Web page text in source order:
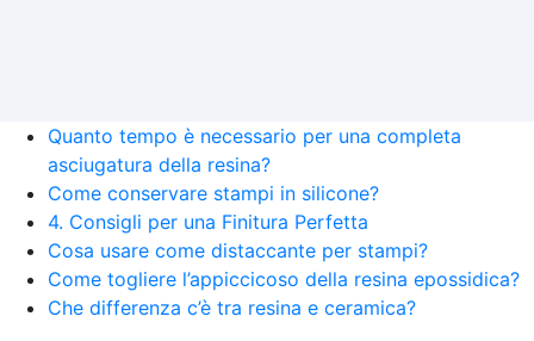
Quanto tempo è necessario per una completa
asciugatura della resina?
Come conservare stampi in silicone?
4. Consigli per una Finitura Perfetta
Cosa usare come distaccante per stampi?
Come togliere l’appiccicoso della resina epossidica?
Che differenza c’è tra resina e ceramica?